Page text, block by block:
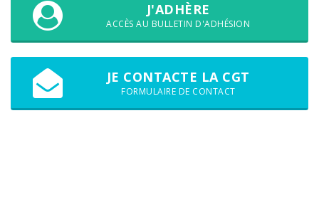
J'ADHÈRE
ACCÈS AU BULLETIN D'ADHÉSION
JE CONTACTE LA CGT
FORMULAIRE DE CONTACT